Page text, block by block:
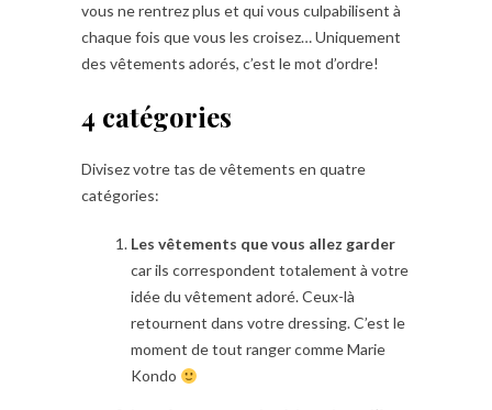
vous ne rentrez plus et qui vous culpabilisent à
chaque fois que vous les croisez… Uniquement
des vêtements adorés, c’est le mot d’ordre!
4 catégories
Divisez votre tas de vêtements en quatre
catégories:
Les vêtements que vous allez garder
car ils correspondent totalement à votre
idée du vêtement adoré. Ceux-là
retournent dans votre dressing. C’est le
moment de tout ranger comme Marie
Kondo